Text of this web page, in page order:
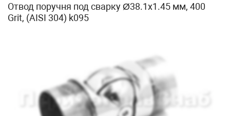
Отвод поручня под сварку Ø38.1х1.45 мм, 400
Grit, (AISI 304) k095